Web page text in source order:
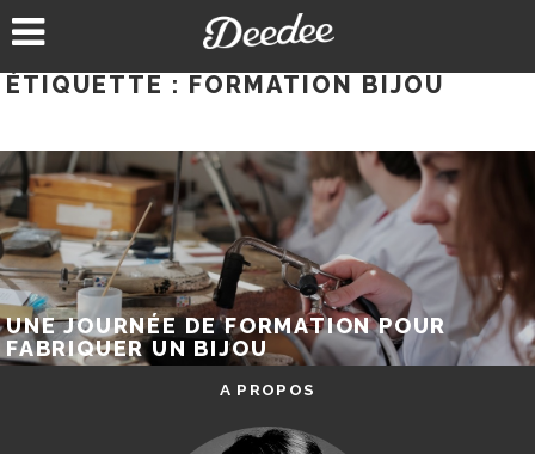
au
ÉTIQUETTE : FORMATION BIJOU
UNE JOURNÉE DE FORMATION POUR
FABRIQUER UN BIJOU
A PROPOS